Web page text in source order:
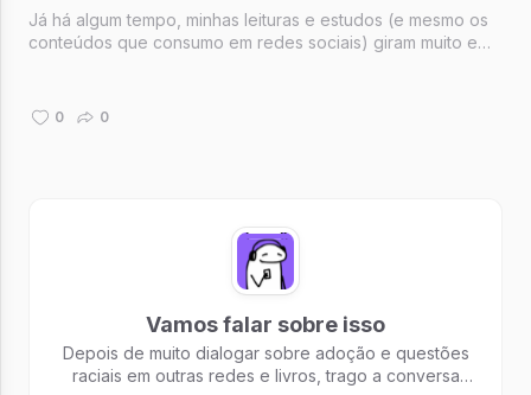
Já há algum tempo, minhas leituras e estudos (e mesmo os
conteúdos que consumo em redes sociais) giram muito em
0 0
Vamos falar sobre isso
Depois de muito dialogar sobre adoção e questões
raciais em outras redes e livros, trago a conversa